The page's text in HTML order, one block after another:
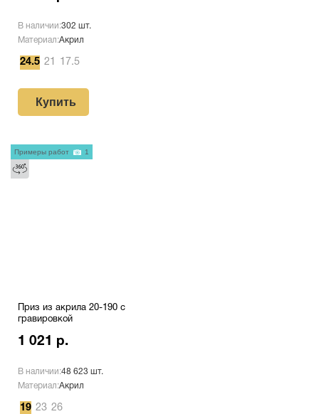
В наличии:302 шт.
Материал:Акрил
24.5 21 17.5
Купить
Приз из акрила 20-190 с
гравировкой
1 021 р.
В наличии:48 623 шт.
Материал:Акрил
19 23 26
Примеры работ 1